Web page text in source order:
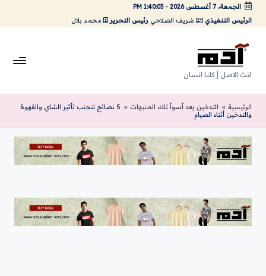
التجاوز
الجمعة، 7 أغسطس 2026 -
1:40:04 PM
الرئيس التنفيذي
شريف الصلاحي رئيس التحرير محمد بلال
A
da
m
Ar
ts
اد
م
انت الاصل | كلنا انسان
الرئيسية » التدخين يعد أسوأ تلك المنبهات »
5 نصائح لتجنب تأثير الشاي والقهوة
والتدخين أثناء الصيام